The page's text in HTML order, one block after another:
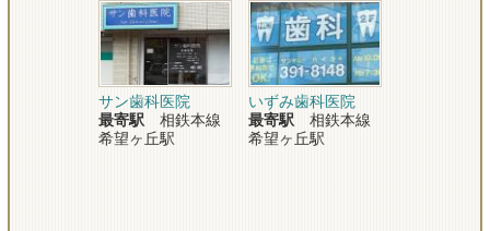
サン歯科医院
最寄駅 相鉄本線
希望ヶ丘駅
いずみ歯科医院
最寄駅 相鉄本線
希望ヶ丘駅